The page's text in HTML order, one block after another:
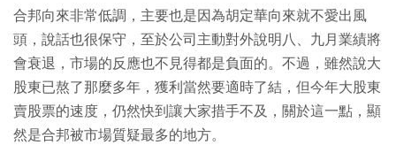
合邦向來非常低調，主要也是因為胡定華向來就不愛出風
頭，說話也很保守，至於公司主動對外說明八、九月業績將
會衰退，市場的反應也不見得都是負面的。不過，雖然說大
股東已熬了那麼多年，獲利當然要適時了結，但今年大股東
賣股票的速度，仍然快到讓大家措手不及，關於這一點，顯
然是合邦被市場質疑最多的地方。